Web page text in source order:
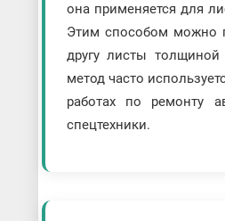
она применяется для
Этим способом можно
другу листы
метод часто
работах по ремонту
спецтехники.